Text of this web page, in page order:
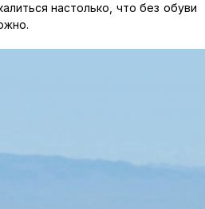
настолько, что без обуви